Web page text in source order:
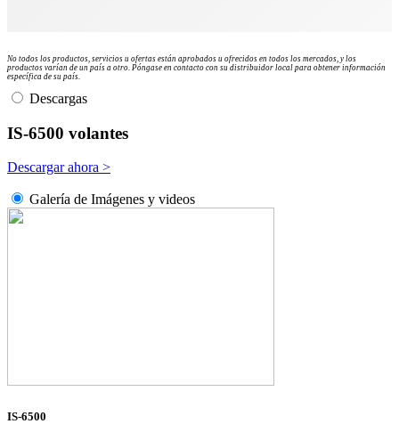
No todos los productos, servicios u ofertas están aprobados u ofrecidos en todos los mercados, y los
productos varían de un país a otro. Póngase en contacto con su distribuidor local para obtener información
específica de su país.
Descargas
IS-6500 volantes
Descargar ahora >
Galería de Imágenes y videos
IS-6500